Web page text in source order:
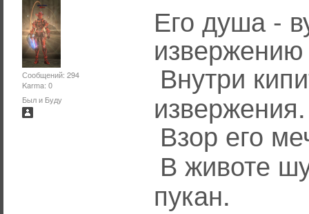
Сообщений: 294
Karma: 0
Был и Буду
Его душа -
извержению
Внутри
извержения.
Взор его
В животе
пукан.